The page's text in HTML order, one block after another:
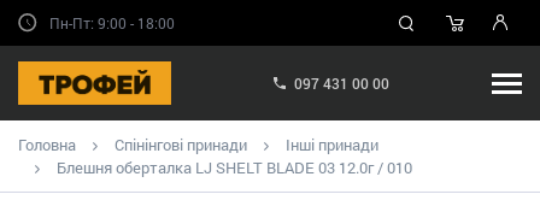
Пн-Пт: 9:00 - 18:00
097 431 00 00
Головна Спінінгові принади
Інші принади
Блешня оберталка LJ SHELT BLADE 03 12.0г / 010